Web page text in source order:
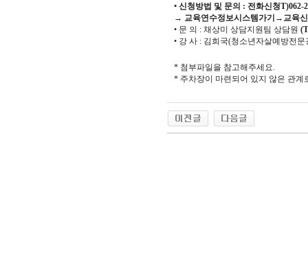
• 신청방법 및 문의 : 전화신청T)062-
→ 교육연수정보시스템가기 → 교육
• 문 의 : 채상미 상담지원팀 상담원
• 강 사 : 김희국(청소년자살예방전문
* 첨부파일을 참고해주세요.
* 주차장이 마련되어 있지 않은 관계